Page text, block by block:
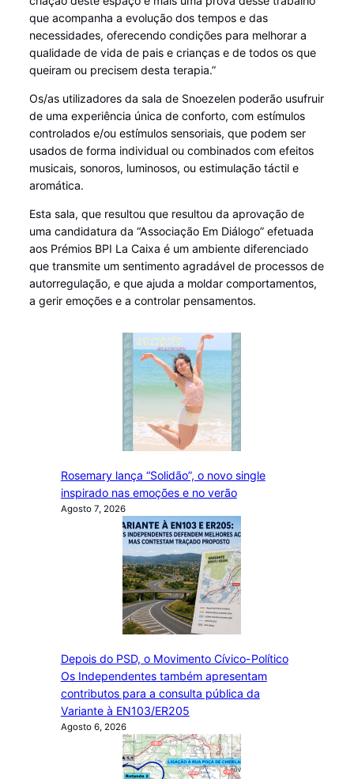
que acompanha a evolução dos tempos e das
necessidades, oferecendo condições para melhorar a
qualidade de vida de pais e crianças e de todos os que
queiram ou precisem desta terapia.”
Os/as utilizadores da sala de Snoezelen poderão usufruir
de uma experiência única de conforto, com estímulos
controlados e/ou estímulos sensoriais, que podem ser
usados de forma individual ou combinados com efeitos
musicais, sonoros, luminosos, ou estimulação táctil e
aromática.
Esta sala, que resultou que resultou da aprovação de
uma candidatura da “Associação Em Diálogo” efetuada
aos Prémios BPI La Caixa é um ambiente diferenciado
que transmite um sentimento agradável de processos de
autorregulação, e que ajuda a moldar comportamentos,
a gerir emoções e a controlar pensamentos.
Rosemary lança “Solidão”, o novo single
inspirado nas emoções e no verão
Agosto 7, 2026
Depois do PSD, o Movimento Cívico-Político
Os Independentes também apresentam
contributos para a consulta pública da
Variante à EN103/ER205
Agosto 6, 2026